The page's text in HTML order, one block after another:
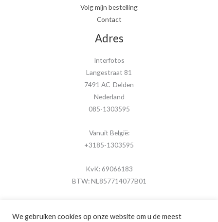
Volg mijn bestelling
Contact
Adres
Interfotos
Langestraat 81
7491 AC Delden
Nederland
085-1303595
Vanuit België:
+3185-1303595
KvK: 69066183
BTW: NL857714077B01
We gebruiken cookies op onze website om u de meest